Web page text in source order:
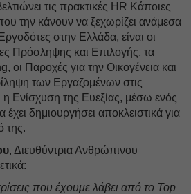
τις πρακτικές HR Κάποιες
την κάνουν να ξεχωρίζει ανάμεσα
στην Ελλάδα, είναι οι
Πρόσληψης και Επιλογής, τα
οι Παροχές για την Οικογένεια και
των Εργαζομένων στις
η Ενίσχυση της Ευεξίας, μέσω ενός
δημιουργήσει αποκλειστικά για
της.
, Διευθύντρια Ανθρώπινου
που έχουμε λάβει από το Top